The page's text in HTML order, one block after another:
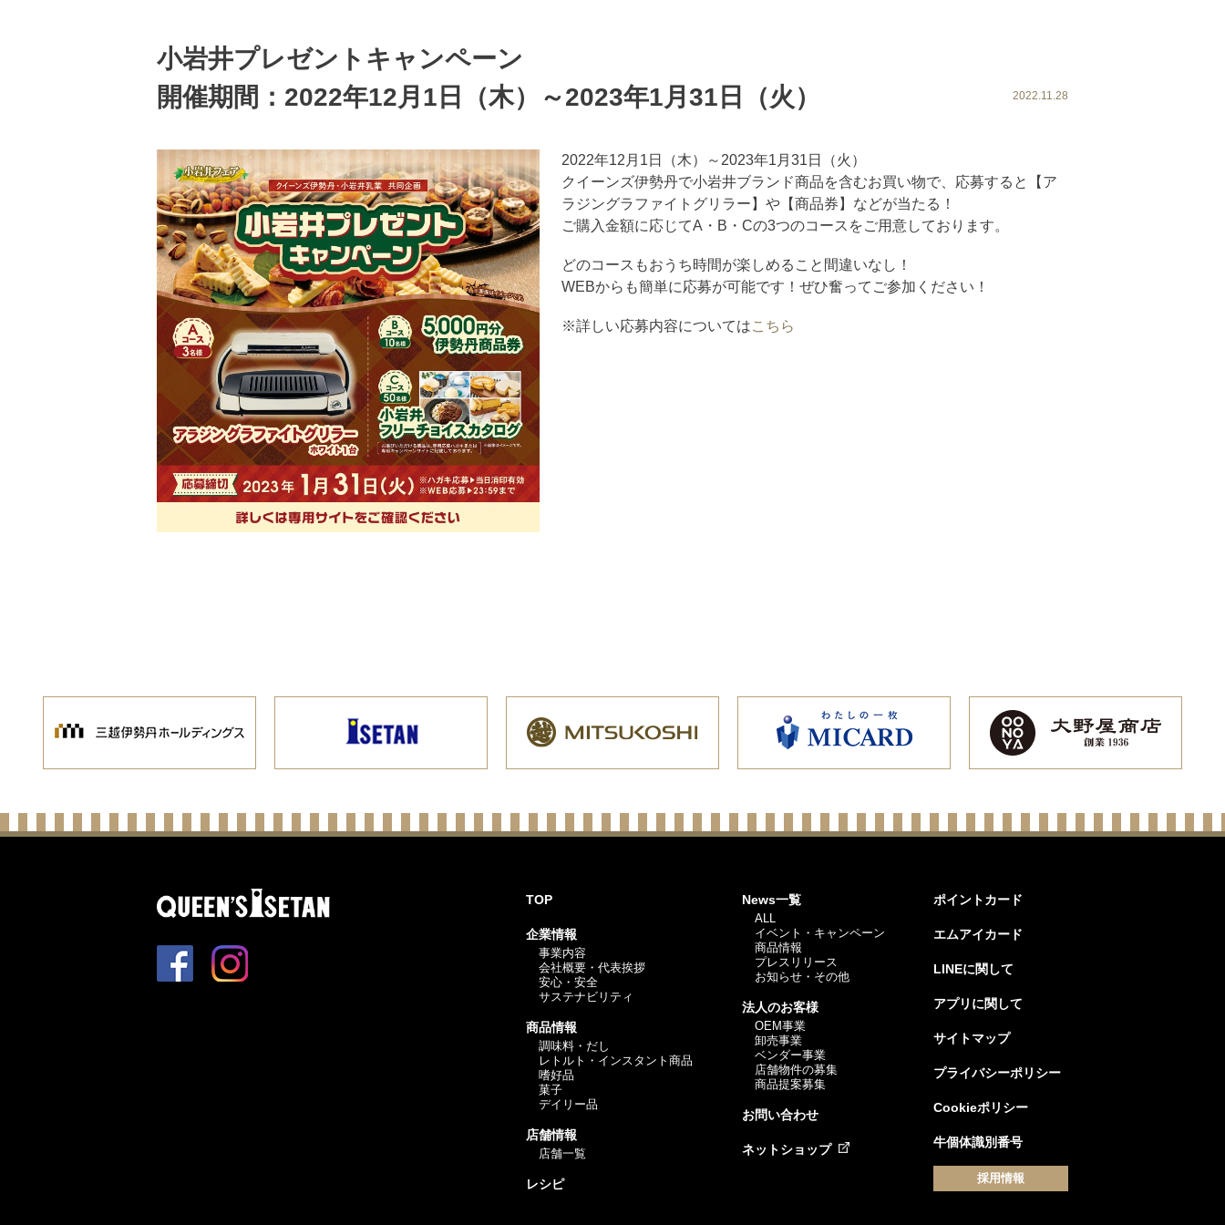
小岩井プレゼントキャンペーン
開催期間：2022年12月1日（木）～2023年1月31日（火）
2022.11.28
2022年12月1日（木）～2023年1月31日（火）
クイーンズ伊勢丹で小岩井ブランド商品を含むお買い物で、応募すると【ア
ラジングラファイトグリラー】や【商品券】などが当たる！
ご購入金額に応じてA・B・Cの3つのコースをご用意しております。
どのコースもおうち時間が楽しめること間違いなし！
WEBからも簡単に応募が可能です！ぜひ奮ってご参加ください！
※詳しい応募内容についてはこちら
TOP
企業情報
事業内容
会社概要・代表挨拶
安心・安全
サステナビリティ
商品情報
調味料・だし
レトルト・インスタント商品
嗜好品
菓子
デイリー品
店舗情報
店舗一覧
レシピ
News一覧
ALL
イベント・キャンペーン
商品情報
プレスリリース
お知らせ・その他
法人のお客様
OEM事業
卸売事業
ベンダー事業
店舗物件の募集
商品提案募集
お問い合わせ
ネットショップ
ポイントカード
エムアイカード
LINEに関して
アプリに関して
サイトマップ
プライバシーポリシー
Cookieポリシー
牛個体識別番号
採用情報